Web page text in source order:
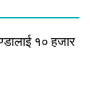
१० हजार